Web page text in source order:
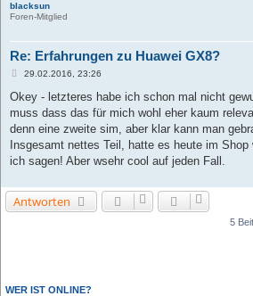
blacksun
Foren-Mitglied
Re: Erfahrungen zu Huawei GX8?
B
i
r
a
29.02.2016, 23:26
Okey - letzteres habe ich schon mal nicht
muss dass das für mich wohl eher kaum
denn eine zweite sim, aber klar kann man
Insgesamt nettes Teil, hatte es heute im
ich sagen! Aber wsehr cool auf jeden Fall.
Antworten
5
WER IST ONLINE?